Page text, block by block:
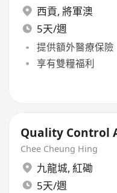
西貢, 將軍澳
5天/週
提供額外醫療保險
享有雙糧福利
Quality Control
Chee Cheung Hing
九龍城, 紅磡
5天/週